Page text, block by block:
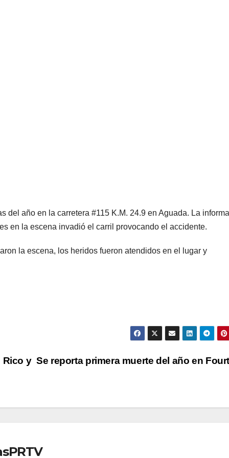
del año en la carretera #115 K.M. 24.9 en Aguada. La
en la escena invadió el carril provocando el accidente.
la escena, los heridos fueron atendidos en el lugar y
Se reporta primera muerte del año en
Rico y